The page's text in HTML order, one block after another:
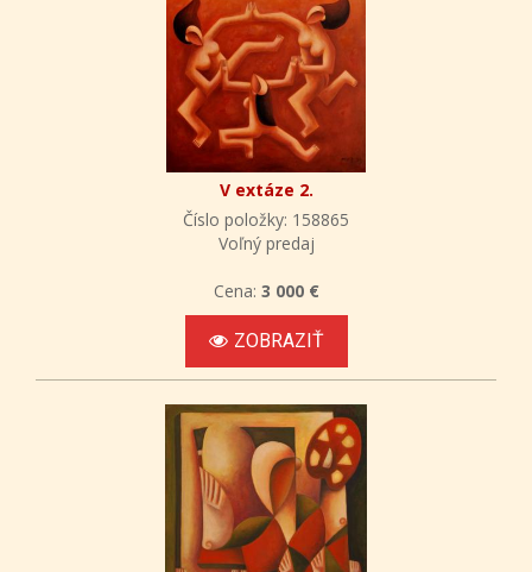
V extáze 2.
Číslo položky: 158865
Voľný predaj
Cena: 3 000 €
ZOBRAZIŤ